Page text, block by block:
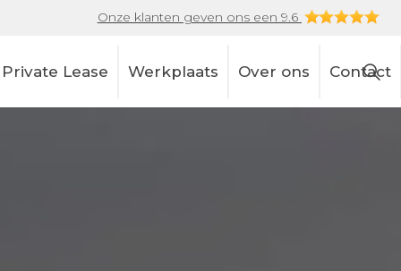
Onze klanten geven ons een 9.6
Private Lease Werkplaats Over ons Contact